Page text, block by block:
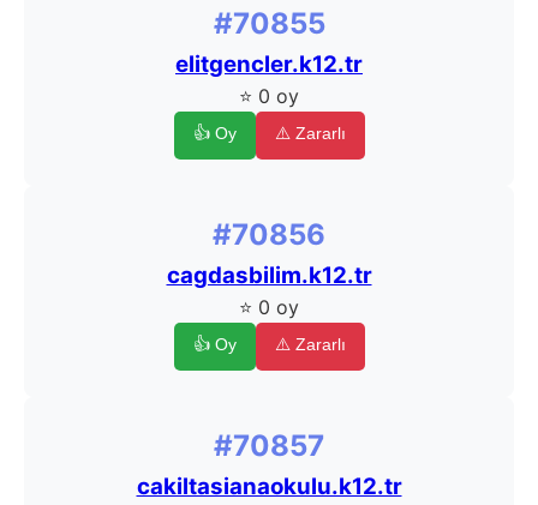
#70855
elitgencler.k12.tr
⭐ 0 oy
👍 Oy ⚠️ Zararlı
#70856
cagdasbilim.k12.tr
⭐ 0 oy
👍 Oy ⚠️ Zararlı
#70857
cakiltasianaokulu.k12.tr